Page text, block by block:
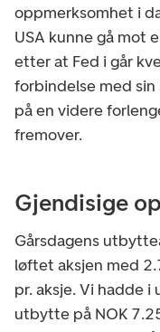
oppmerksomhet i
USA kunne gå mot
etter at Fed i går
forbindelse med sin
på en videre
fremover.
Gjendisige
Gårsdagens
løftet aksjen med
pr. aksje. Vi hadde
utbytte på NOK